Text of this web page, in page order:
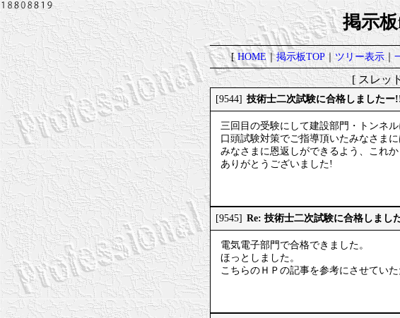
掲示
[HOME｜掲示板TOP｜ツリー表示｜
[ スレッ
[9544] 技術士二次試験に合格しましたー
三回目の受験にして建設部門・トンネル
口頭試験対策でご指導頂いたみなさま
みなさまに恩返しができるよう、これか
ありがとうございました!
[9545] Re: 技術士二次試験に合格しまし
電気電子部門で合格できました。
ほっとしました。
こちらのＨＰの記事を参考にさせてい